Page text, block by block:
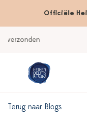
Officiële
Terug naar Blogs